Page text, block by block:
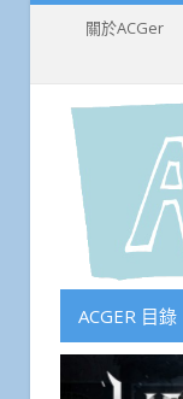
關於ACGer
ACGER 目錄